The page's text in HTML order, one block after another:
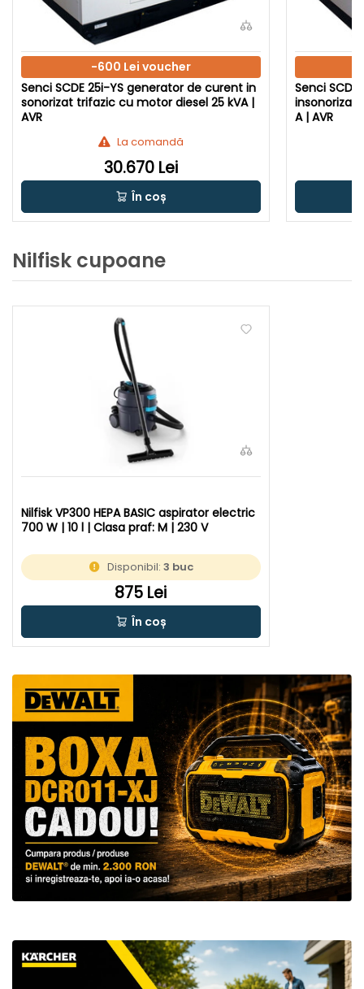
-600 Lei voucher
Senci SCDE 25i-YS generator de curent in
sonorizat trifazic cu motor diesel 25 kVA |
AVR
La comandă
30.670 Lei
În coș
Senci
insonorizat
A | AVR
Nilfisk cupoane
Nilfisk VP300 HEPA BASIC aspirator electric
700 W | 10 l | Clasa praf: M | 230 V
Disponibil:3 buc
875 Lei
În coș